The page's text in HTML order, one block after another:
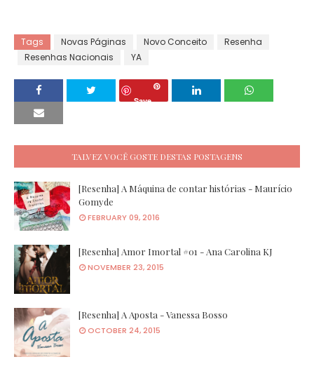
Tags Novas Páginas Novo Conceito
Resenha
Resenhas Nacionais
YA
Save
TALVEZ VOCÊ GOSTE DESTAS POSTAGENS
[Resenha] A Máquina de contar histórias - Maurício
Gomyde
FEBRUARY 09, 2016
[Resenha] Amor Imortal #01 - Ana Carolina KJ
NOVEMBER 23, 2015
[Resenha] A Aposta - Vanessa Bosso
OCTOBER 24, 2015